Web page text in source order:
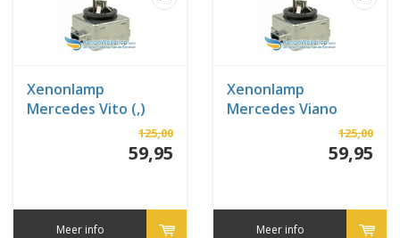
Xenonlamp
Mercedes Vito (,)
125,00
59,95
Meer info
Xenonlamp
Mercedes Viano
125,00
59,95
Meer info